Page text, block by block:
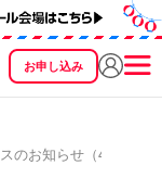
お申し込み
のお知らせ（4月4日）